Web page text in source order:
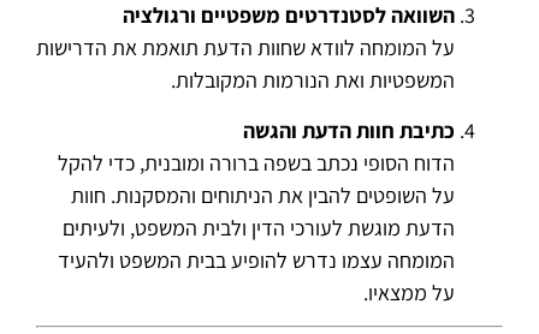
השוואה לסטנדרטים משפטיים ורגולציה
על המומחה לוודא שחוות הדעת תואמת את הדרישות
המשפטיות ואת הנורמות המקובלות.
כתיבת חוות הדעת והגשה
הדוח הסופי נכתב בשפה ברורה ומובנית, כדי להקל
על השופטים להבין את הניתוחים והמסקנות. חוות
הדעת מוגשת לעורכי הדין ולבית המשפט, ולעיתים
המומחה עצמו נדרש להופיע בבית המשפט ולהעיד
על ממצאיו.